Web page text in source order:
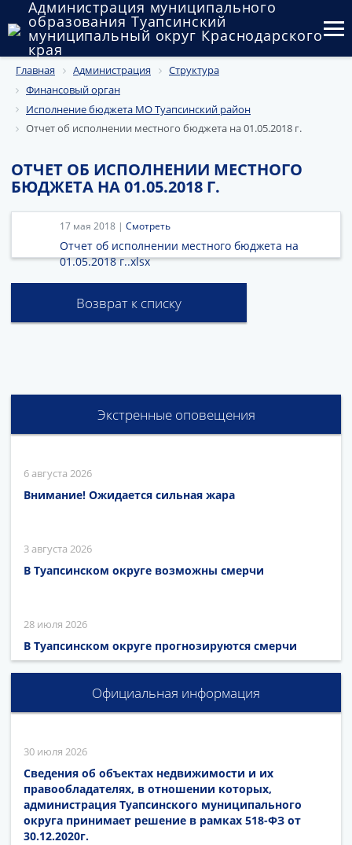
Администрация муниципального
образования Туапсинский
муниципальный округ Краснодарского
края
Округ
Администрация
Государственный и муниципальный контроль
Муниципальное имущество
Публичные слушания и общественные обсуждения
Документы
Главная Администрация
Структура
Финансовый орган
Исполнение бюджета МО Туапсинский район
Отчет об исполнении местного бюджета на 01.05.2018 г.
ОТЧЕТ ОБ ИСПОЛНЕНИИ МЕСТНОГО
БЮДЖЕТА НА 01.05.2018 Г.
17 мая 2018 | Смотреть
Отчет об исполнении местного бюджета на
01.05.2018 г..xlsx
Возврат к списку
Экстренные оповещения
6 августа 2026
Внимание! Ожидается сильная жара
3 августа 2026
В Туапсинском округе возможны смерчи
28 июля 2026
В Туапсинском округе прогнозируются смерчи
Официальная информация
30 июля 2026
Сведения об объектах недвижимости и их
правообладателях, в отношении которых,
администрация Туапсинского муниципального
округа принимает решение в рамках 518-ФЗ от
30.12.2020г.